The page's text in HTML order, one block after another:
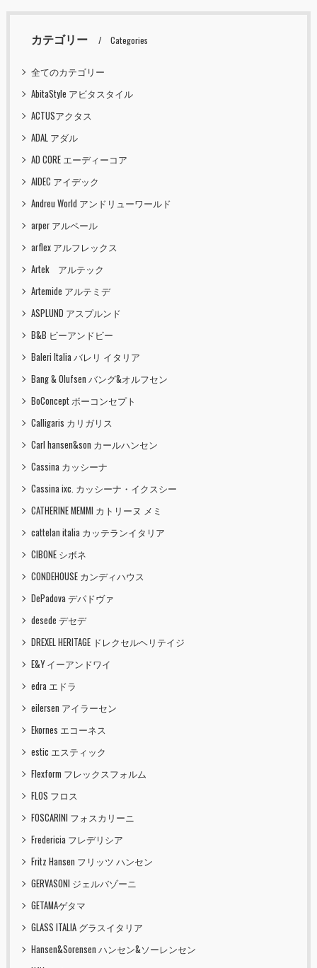
カテゴリー Categories
全てのカテゴリー
AbitaStyle アビタスタイル
ACTUSアクタス
ADAL アダル
AD CORE エーディーコア
AIDEC アイデック
Andreu World アンドリューワールド
arper アルペール
arflex アルフレックス
Artek アルテック
Artemide アルテミデ
ASPLUND アスプルンド
B&B ビーアンドビー
Baleri Italia バレリ イタリア
Bang & Olufsen バング&オルフセン
BoConcept ボーコンセプト
Calligaris カリガリス
Carl hansen&son カールハンセン
Cassina カッシーナ
Cassina ixc. カッシーナ・イクスシー
CATHERINE MEMMI カトリーヌ メミ
cattelan italia カッテランイタリア
CIBONE シボネ
CONDEHOUSE カンディハウス
DePadova デパドヴァ
desede デセデ
DREXEL HERITAGE ドレクセルヘリテイジ
E&Y イーアンドワイ
edra エドラ
eilersen アイラーセン
Ekornes エコーネス
estic エスティック
Flexform フレックスフォルム
FLOS フロス
FOSCARINI フォスカリーニ
Fredericia フレデリシア
Fritz Hansen フリッツ ハンセン
GERVASONI ジェルバゾーニ
GETAMAゲタマ
GLASS ITALIA グラスイタリア
Hansen&Sorensen ハンセン&ソーレンセン